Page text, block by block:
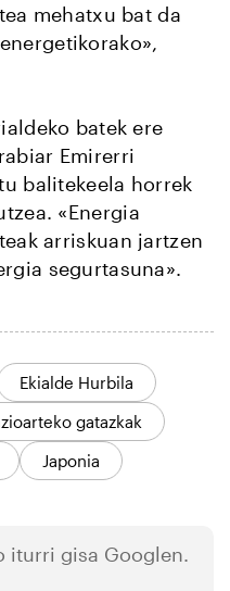
mehatxu bat da
batek ere
Emirerri
balitekeela horrek
«Energia
arriskuan jartzen
segurtasuna».
Ekialde Hurbila
gatazkak
Japonia
iturri gisa Googlen.